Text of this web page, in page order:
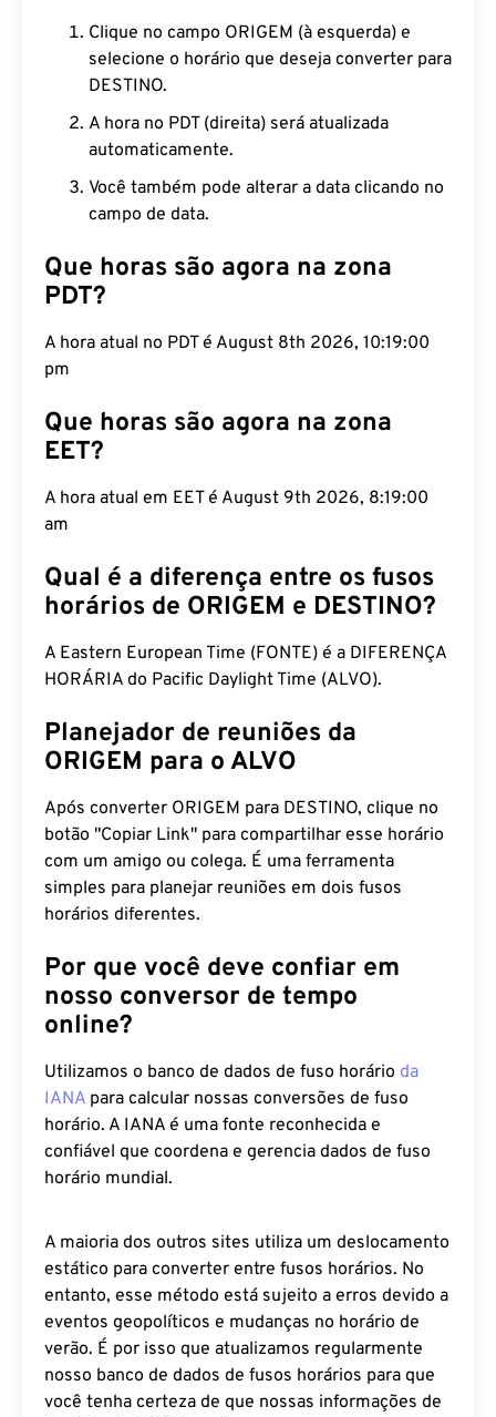
Clique no campo ORIGEM (à esquerda) e
selecione o horário que deseja converter para
DESTINO.
A hora no PDT (direita) será atualizada
automaticamente.
Você também pode alterar a data clicando no
campo de data.
Que horas são agora na zona
PDT?
A hora atual no PDT é August 8th 2026, 10:19:01
pm
Que horas são agora na zona
EET?
A hora atual em EET é August 9th 2026, 8:19:01
am
Qual é a diferença entre os fusos
horários de ORIGEM e DESTINO?
A Eastern European Time (FONTE) é a DIFERENÇA
HORÁRIA do Pacific Daylight Time (ALVO).
Planejador de reuniões da
ORIGEM para o ALVO
Após converter ORIGEM para DESTINO, clique no
botão "Copiar Link" para compartilhar esse horário
com um amigo ou colega. É uma ferramenta
simples para planejar reuniões em dois fusos
horários diferentes.
Por que você deve confiar em
nosso conversor de tempo
online?
Utilizamos o banco de dados de fuso horário da
IANA para calcular nossas conversões de fuso
horário. A IANA é uma fonte reconhecida e
confiável que coordena e gerencia dados de fuso
horário mundial.
A maioria dos outros sites utiliza um deslocamento
estático para converter entre fusos horários. No
entanto, esse método está sujeito a erros devido a
eventos geopolíticos e mudanças no horário de
verão. É por isso que atualizamos regularmente
nosso banco de dados de fusos horários para que
você tenha certeza de que nossas informações de